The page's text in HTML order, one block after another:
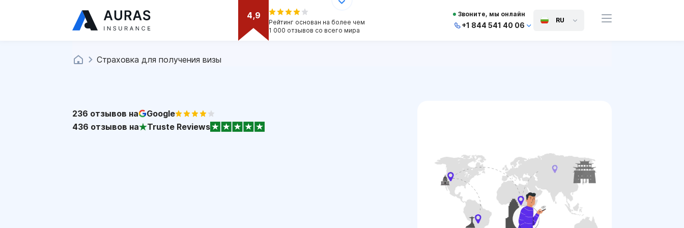
4,9
Рейтинг основан на более чем
1 000 отзывов со всего мира
Звоните, мы онлайн
+1 844 541 40 06
RU
Страховка для получения визы
236 отзывов на
Google
436 отзывов на Truste Reviews